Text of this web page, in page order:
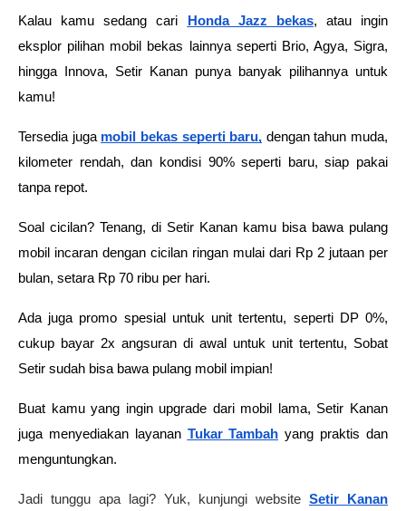
Kalau kamu sedang cari Honda Jazz bekas, atau ingin
eksplor pilihan mobil bekas lainnya seperti Brio, Agya, Sigra,
hingga Innova, Setir Kanan punya banyak pilihannya untuk
kamu!
Tersedia juga mobil bekas seperti baru, dengan tahun muda,
kilometer rendah, dan kondisi 90% seperti baru, siap pakai
tanpa repot.
Soal cicilan? Tenang, di Setir Kanan kamu bisa bawa pulang
mobil incaran dengan cicilan ringan mulai dari Rp 2 jutaan per
bulan, setara Rp 70 ribu per hari.
Ada juga promo spesial untuk unit tertentu, seperti DP 0%,
cukup bayar 2x angsuran di awal untuk unit tertentu, Sobat
Setir sudah bisa bawa pulang mobil impian!
Buat kamu yang ingin upgrade dari mobil lama, Setir Kanan
juga menyediakan layanan Tukar Tambah yang praktis dan
menguntungkan.
Jadi tunggu apa lagi? Yuk, kunjungi website Setir Kanan